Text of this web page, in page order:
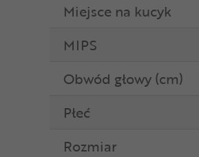
Miejsce na kucyk
MIPS
Obwód głowy (cm)
Płeć
Rozmiar